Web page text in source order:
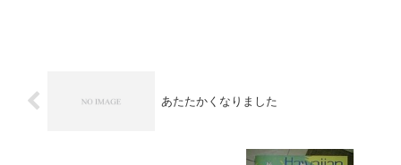
あたたかくなりました